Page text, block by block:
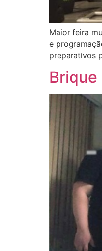
Maior feira
e
preparativos
Brique